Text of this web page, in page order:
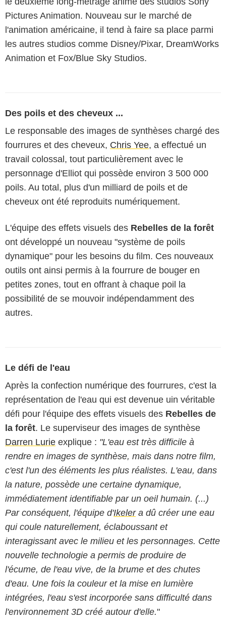
Pictures Animation. Nouveau sur le marché de
l'animation américaine, il tend à faire sa place parmi
les autres studios comme Disney/Pixar, DreamWorks
Animation et Fox/Blue Sky Studios.
Des poils et des cheveux ...
Le responsable des images de synthèses chargé des
fourrures et des cheveux, Chris Yee, a effectué un
travail colossal, tout particulièrement avec le
personnage d'Elliot qui possède environ 3 500 000
poils. Au total, plus d'un milliard de poils et de
cheveux ont été reproduits numériquement.
L'équipe des effets visuels des Rebelles de la forêt
ont développé un nouveau "système de poils
dynamique" pour les besoins du film. Ces nouveaux
outils ont ainsi permis à la fourrure de bouger en
petites zones, tout en offrant à chaque poil la
possibilité de se mouvoir indépendamment des
autres.
Le défi de l'eau
Après la confection numérique des fourrures, c'est la
représentation de l'eau qui est devenue uin véritable
défi pour l'équipe des effets visuels des Rebelles de
la forêt. Le superviseur des images de synthèse
Darren Lurie explique : "L'eau est très difficile à
rendre en images de synthèse, mais dans notre film,
c'est l'un des éléments les plus réalistes. L'eau, dans
la nature, possède une certaine dynamique,
immédiatement identifiable par un oeil humain. (...)
Par conséquent, l'équipe d'Ikelera dû créer une eau
qui coule naturellement, éclaboussant et
interagissant avec le milieu et les personnages. Cette
nouvelle technologie a permis de produire de
l'écume, de l'eau vive, de la brume et des chutes
d'eau. Une fois la couleur et la mise en lumière
intégrées, l'eau s'est incorporée sans difficulté dans
l'environnement 3D créé autour d'elle."